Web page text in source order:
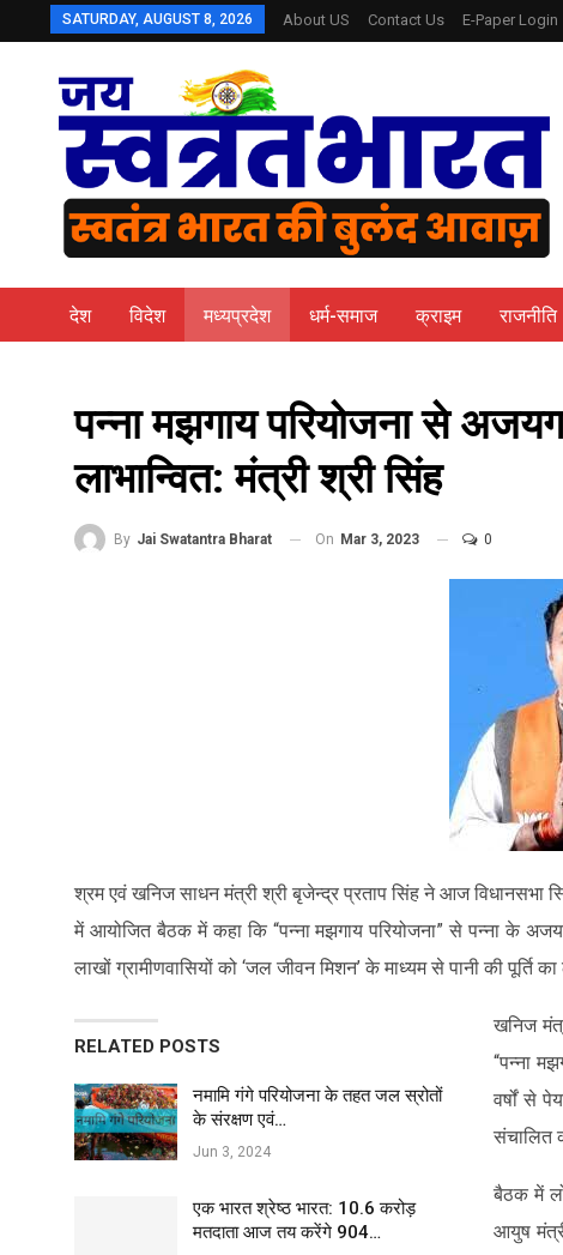
SATURDAY, AUGUST 8, 2026 About US Contact Us E-Paper Login
देश विदेश मध्यप्रदेश धर्म-समाज क्राइम राजनीति
पन्ना मझगाय परियोजना से
लाभान्वित: मंत्री श्री सिंह
By Jai Swatantra Bharat On Mar 3, 2023 0
श्रम एवं खनिज साधन मंत्री श्री बृजेन्द्र प्रताप सिंह ने आज विधानसभा
में आयोजित बैठक में कहा कि “पन्ना मझगाय परियोजना” से पन्ना के
लाखों ग्रामीणवासियों को ‘जल जीवन मिशन’ के माध्यम से पानी की पूर्ति
RELATED POSTS
नमामि गंगे परियोजना के तहत जल स्रोतों
के संरक्षण एवं…
Jun 3, 2024
एक भारत श्रेष्ठ भारत: 10.6 करोड़
मतदाता आज तय करेंगे 904…
खनिज
“पन्ना
वर्षों से
संचालित
बैठक में
आयुष